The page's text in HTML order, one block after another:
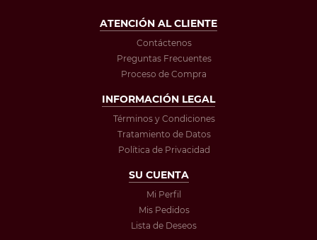
ATENCIÓN AL CLIENTE
Contáctenos
Preguntas Frecuentes
Proceso de Compra
INFORMACIÓN LEGAL
Términos y Condiciones
Tratamiento de Datos
Política de Privacidad
SU CUENTA
Mi Perfil
Mis Pedidos
Lista de Deseos